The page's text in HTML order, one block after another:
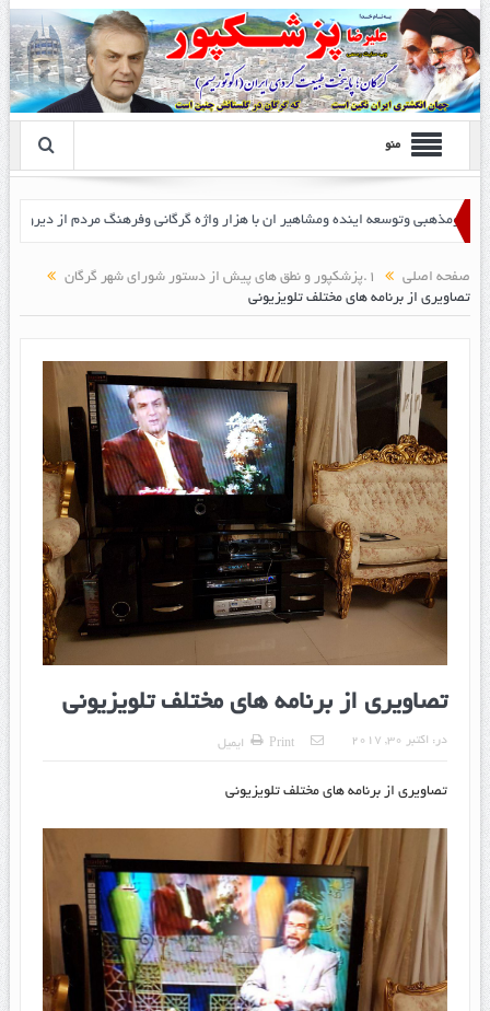
منو
صفحه اصلی
1.پزشکپور و نطق های پیش از دستور شورای شهر گرگان
تصاویری از برنامه های مختلف تلویزیونی
تصاویری از برنامه های مختلف تلویزیونی
در: اکتبر 30, 2017 Print ایمیل
تصاویری از برنامه های مختلف تلویزیونی